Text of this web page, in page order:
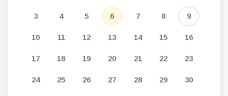
3 4 5 6 7 8 9
10 11 12 13 14 15 16
17 18 19 20 21 22 23
24 25 26 27 28 29 30